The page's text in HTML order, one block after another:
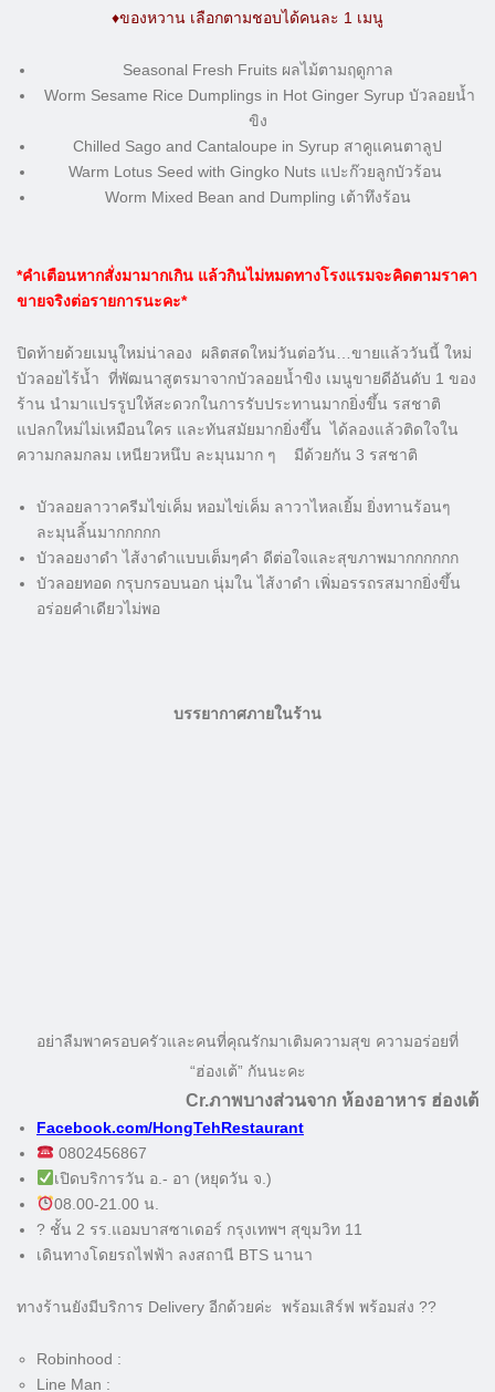
♦️ของหวาน เลือกตามชอบได้คนละ 1 เมนู
Seasonal Fresh Fruits ผลไม้ตามฤดูกาล
Worm Sesame Rice Dumplings in Hot Ginger Syrup บัวลอยน้ำ
ขิง
Chilled Sago and Cantaloupe in Syrup สาคูแคนตาลูป
Warm Lotus Seed with Gingko Nuts แปะก๊วยลูกบัวร้อน
Worm Mixed Bean and Dumpling เต้าทึงร้อน
*คำเตือนหากสั่งมามากเกิน แล้วกินไม่หมดทางโรงแรมจะคิดตามราคา
ขายจริงต่อรายการนะคะ*
ปิดท้ายด้วยเมนูใหม่น่าลอง ผลิตสดใหม่วันต่อวัน…ขายแล้ววันนี้ ใหม่
บัวลอยไร้น้ำ ที่พัฒนาสูตรมาจากบัวลอยน้ำขิง เมนูขายดีอันดับ 1 ของ
ร้าน นำมาแปรรูปให้สะดวกในการรับประทานมากยิ่งขึ้น รสชาติ
แปลกใหม่ไม่เหมือนใคร และทันสมัยมากยิ่งขึ้น ได้ลองแล้วติดใจใน
ความกลมกลม เหนียวหนึบ ละมุนมาก ๆ มีด้วยกัน 3 รสชาติ
บัวลอยลาวาครีมไข่เค็ม หอมไข่เค็ม ลาวาไหลเยิ้ม ยิ่งทานร้อนๆ
ละมุนลิ้นมากกกกก
บัวลอยงาดำ ไส้งาดำแบบเต็มๆคำ ดีต่อใจและสุขภาพมากกกกกก
บัวลอยทอด กรุบกรอบนอก นุ่มใน ไส้งาดำ เพิ่มอรรถรสมากยิ่งขึ้น
อร่อยคำเดียวไม่พอ
บรรยากาศ​ภายใน​ร้าน​
อย่าลืมพาครอบครัวและคนที่คุณรักมาเติมความสุข ความอร่อยที่
“ฮ่องเต้” กันนะคะ
Cr.ภาพบางส่วนจาก ห้องอาหาร ฮ่องเต้
Facebook.com/HongTehRestaurant
0802456867
เปิดบริการวัน อ.- อา (หยุดวัน จ.)
08.00-21.00 น.
? ชั้น 2 รร.แอมบาสซาเดอร์ กรุงเทพฯ สุขุมวิท 11
เดินทางโดยรถไฟฟ้า ลงสถานี BTS นานา
ทางร้านยังมีบริการ Delivery อีกด้วยค่ะ พร้อมเสิร์ฟ พร้อมส่ง ??
Robinhood :
Line Man :